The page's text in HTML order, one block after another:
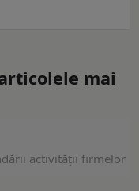
mai
activităţii firmelor